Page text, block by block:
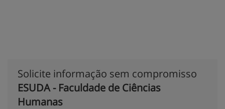
Solicite informação sem compromisso
ESUDA - Faculdade de Ciências
Humanas